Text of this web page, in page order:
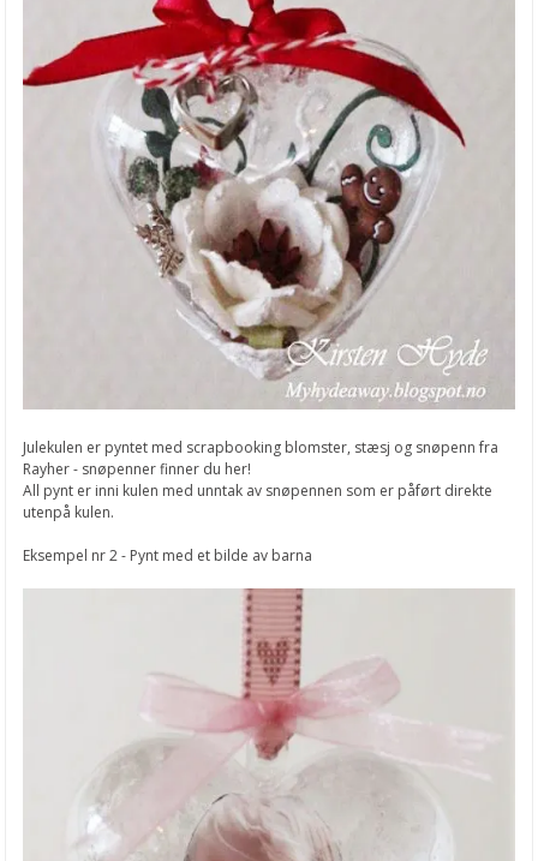
Julekulen er pyntet med scrapbooking blomster, stæsj og snøpenn fra
Rayher - snøpenner finner du her!
All pynt er inni kulen med unntak av snøpennen som er påført direkte
utenpå kulen.
Eksempel nr 2 - Pynt med et bilde av barna